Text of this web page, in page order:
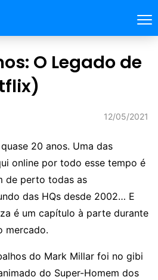
O Legado de
12/05/2021
20 anos. Uma das
online por todo esse tempo é
de perto todas as
das HQs desde 2002… E
é um capítulo à parte durante
mercado.
do Mark Millar foi no gibi
do Super-Homem dos